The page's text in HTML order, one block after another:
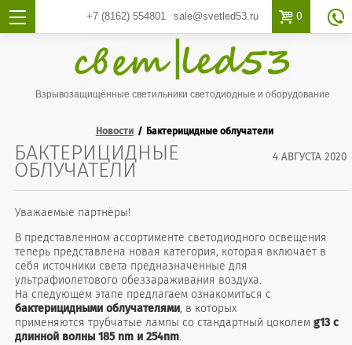
+7 (8162)554801 sale@svetled53.ru  0 
Взрывозащищённые светильники светодиодные и оборудование
Новости Бактерицидные облучатели
4 АВГУСТА 2020
БАКТЕРИЦИДНЫЕ
ОБЛУЧАТЕЛИ
Уважаемые партнёры!
В представленном ассортименте светодиодного освещения
теперь представлена новая категория, которая включает в
себя источники света предназначенные для
ультрафиолетового обеззараживания воздуха.
На следующем этапе предлагаем ознакомиться с
бактерицидными облучателями, в которых
применяются трубчатые лампы со стандартный цоколем g13 с
длинной волны 185 nm и 254nm.